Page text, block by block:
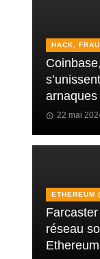
HACK,
22 mai
ETHEREUM
réseau
Ethereum